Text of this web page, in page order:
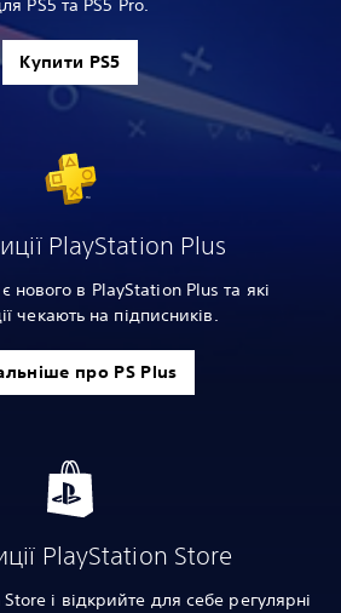
PS5 та PS5 Pro.
Купити PS5
PlayStation Plus
нового в PlayStation Plus та які
чекають на підписників.
про PS Plus
PlayStation Store
і відкрийте для себе регулярні